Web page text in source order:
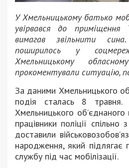
У Хмельницькому батько
увірвався до
вимагав звільнити
поширилось у
Хмельницькому
прокоментували ситуацію,
За даними Хмельницького
подія сталась 8
Хмельницького
працівники поліції
доставили
народження, який підлягає
службу під час мобілізації.